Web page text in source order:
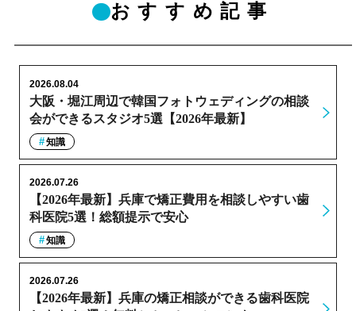
おすすめ記事
大阪・堀江周辺で韓国フォトウェディングの相談
会ができるスタジオ5選【2026年最新】
2026.08.04
知識
【2026年最新】兵庫で矯正費用を相談しやすい歯
科医院5選！総額提示で安心
2026.07.26
知識
【2026年最新】兵庫の矯正相談ができる歯科医院
2026.07.26